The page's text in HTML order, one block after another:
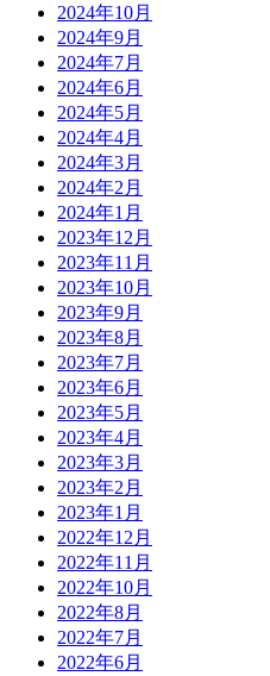
2024年10月
2024年9月
2024年7月
2024年6月
2024年5月
2024年4月
2024年3月
2024年2月
2024年1月
2023年12月
2023年11月
2023年10月
2023年9月
2023年8月
2023年7月
2023年6月
2023年5月
2023年4月
2023年3月
2023年2月
2023年1月
2022年12月
2022年11月
2022年10月
2022年8月
2022年7月
2022年6月